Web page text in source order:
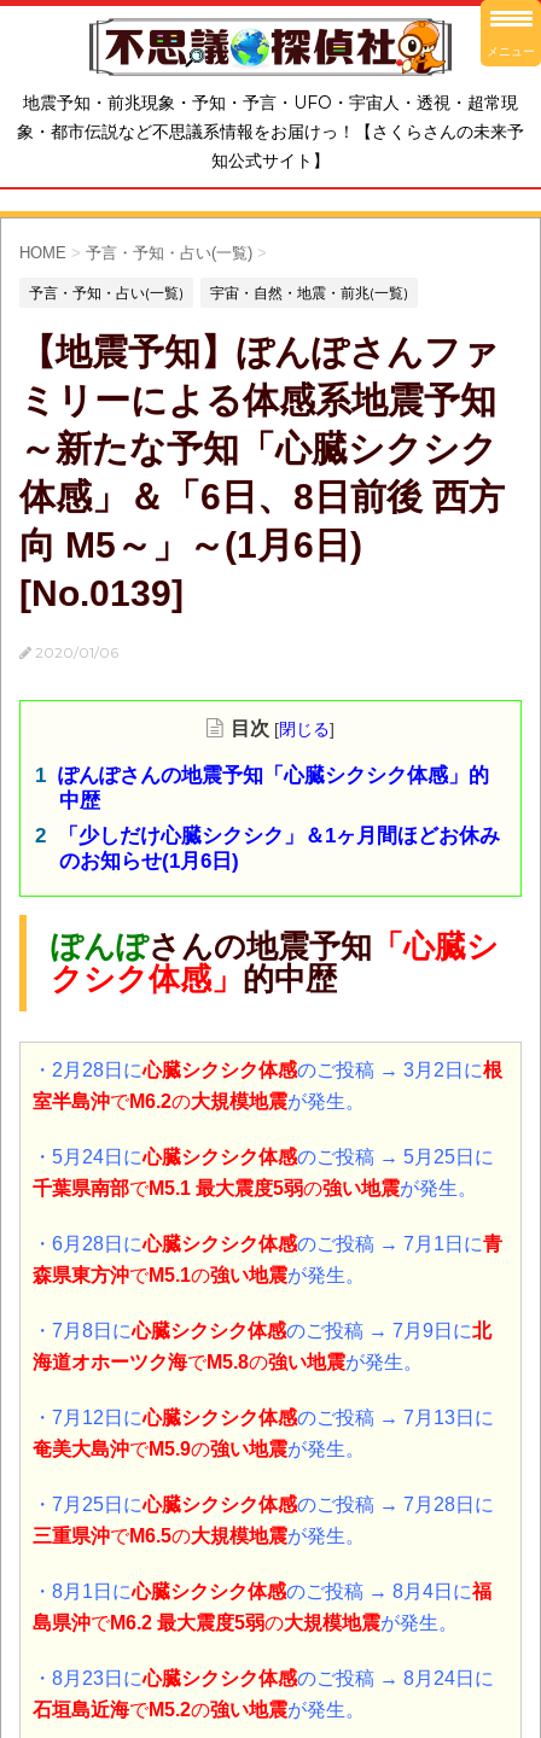
地震予知・前兆現象・予知・予言・UFO・宇宙人・透視・超常現
象・都市伝説など不思議系情報をお届けっ！【さくらさんの未来予
知公式サイト】
HOME > 予言・予知・占い(一覧) >
予言・予知・占い(一覧) 宇宙・自然・地震・前兆(一覧)
【地震予知】ぽんぽさんファ
ミリーによる体感系地震予知
～新たな予知「心臓シクシク
体感」＆「6日、8日前後 西方
向 M5～」～(1月6日)
[No.0139]
2020/01/06
目次 [閉じる]
ぽんぽさんの地震予知「心臓シクシク体感」的
中歴
「少しだけ心臓シクシク」＆1ヶ月間ほどお休み
のお知らせ(1月6日)
ぽんぽさんの地震予知 「心臓シ
クシク体感」 的中歴
・2月28日に心臓シクシク体感のご投稿 → 3月2日に根
室半島沖でM6.2の大規模地震が発生。
・5月24日に心臓シクシク体感のご投稿 → 5月25日に
千葉県南部でM5.1 最大震度5弱の強い地震が発生。
・6月28日に心臓シクシク体感のご投稿 → 7月1日に青
森県東方沖でM5.1の強い地震が発生。
・7月8日に心臓シクシク体感のご投稿 → 7月9日に北
海道オホーツク海でM5.8の強い地震が発生。
・7月12日に心臓シクシク体感のご投稿 → 7月13日に
奄美大島沖でM5.9の強い地震が発生。
・7月25日に心臓シクシク体感のご投稿 → 7月28日に
三重県沖でM6.5の大規模地震が発生。
・8月1日に心臓シクシク体感のご投稿 → 8月4日に福
島県沖でM6.2 最大震度5弱の大規模地震が発生。
・8月23日に心臓シクシク体感のご投稿 → 8月24日に
石垣島近海でM5.2の強い地震が発生。
メニュー